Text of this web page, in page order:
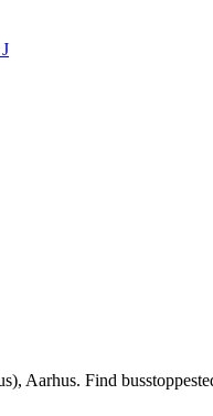
Aarhus. Find